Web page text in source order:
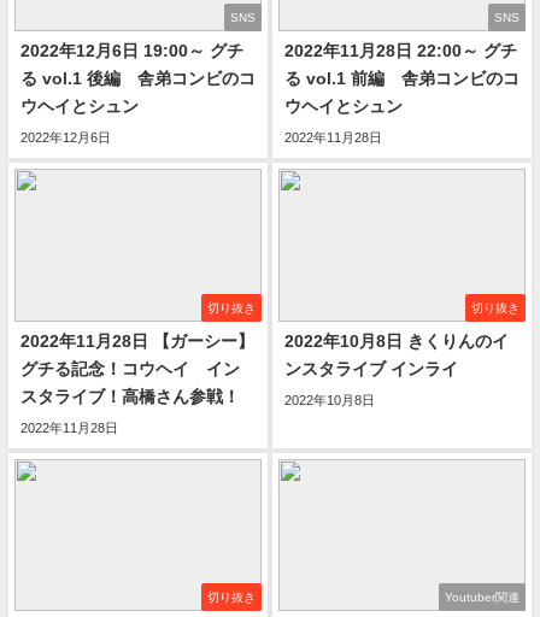
SNS
2022年12月6日 19:00～ グチ
る vol.1 後編 舎弟コンビのコ
ウヘイとシュン
2022年12月6日
SNS
2022年11月28日 22:00～ グチ
る vol.1 前編 舎弟コンビのコ
ウヘイとシュン
2022年11月28日
切り抜き
2022年11月28日 【ガーシー】
グチる記念！コウヘイ イン
スタライブ！高橋さん参戦！
2022年11月28日
切り抜き
2022年10月8日 きくりんのイ
ンスタライブ インライ
2022年10月8日
切り抜き Youtuber関連